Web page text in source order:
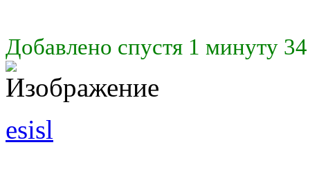
Добавлено спустя 1 минуту
esisl